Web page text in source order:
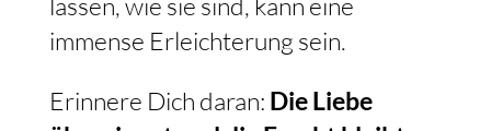
immense Erleichterung sein.
Erinnere Dich daran: Die Liebe